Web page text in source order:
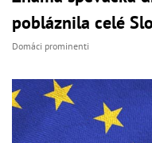
pobláznila celé
Domáci prominenti